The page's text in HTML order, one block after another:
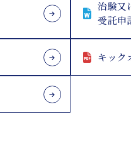
治験又
受託申
キック